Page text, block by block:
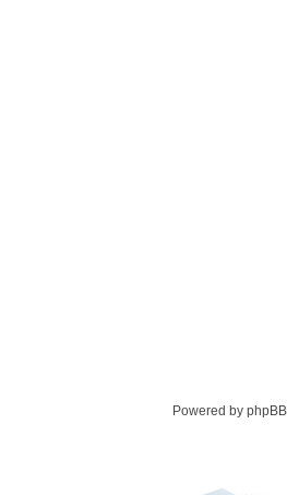
Powered by